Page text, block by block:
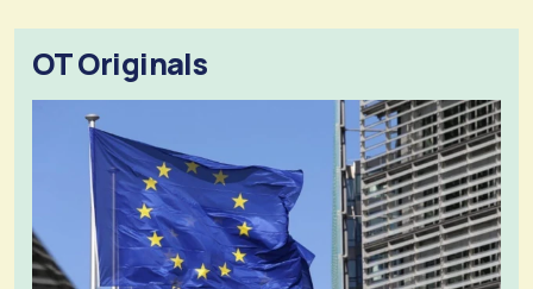
OT Originals